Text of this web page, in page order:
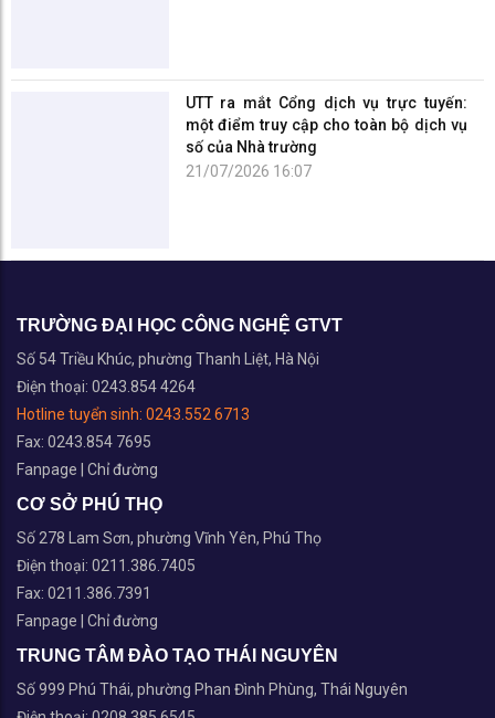
TRƯỜNG ĐẠI HỌC CÔNG NGHỆ GTVT
Số 54 Triều Khúc, phường Thanh Liệt, Hà Nội
Điện thoại: 0243.854 4264
0243.552 6713
CƠ SỞ PHÚ THỌ
Điện thoại: 0211.386.7405
Fax: 0211.386.7391
Fanpage| Chỉ đường
TRUNG TÂM ĐÀO TẠO THÁI NGUYÊN
Số 999 Phú Thái, phường Phan Đình Phùng, Thái Nguyên
Điện thoại: 0208.385.6545
Fax: 0208.374.6975
Fanpage |Chỉ đường
Copyright © 2026 Đại học Công nghệ Giao thông vận tải
website